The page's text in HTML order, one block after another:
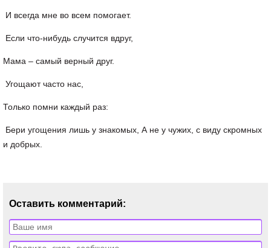
И всегда мне во всем помогает.
Если что-нибудь случится вдруг,
Мама – самый верный друг.
Угощают часто нас,
Только помни каждый раз:
Бери угощения лишь у знакомых, А не у чужих, с виду скромных
и добрых.
Оставить комментарий: